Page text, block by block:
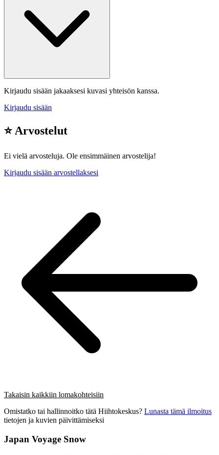
Kirjaudu sisään jakaaksesi kuvasi yhteisön kanssa.
Kirjaudu sisään
⭐ Arvostelut
Ei vielä arvosteluja. Ole ensimmäinen arvostelija!
Kirjaudu sisään arvostellaksesi
Takaisin kaikkiin lomakohteisiin
Omistatko tai hallinnoitko tätä Hiihtokeskus? Lunasta tämä ilmoitus
tietojen ja kuvien päivittämiseksi
Japan Voyage Snow